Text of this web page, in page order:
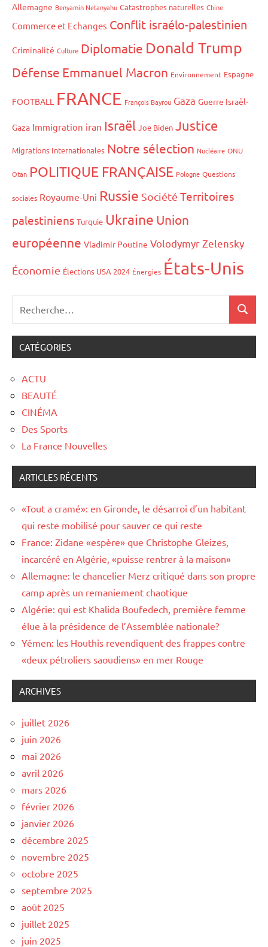
Allemagne Benyamin Netanyahu Catastrophes naturelles Chine
Commerce et Echanges Conflit israélo-palestinien
Criminalité Culture Diplomatie Donald Trump
Défense Emmanuel Macron Environnement Espagne
FOOTBALL FRANCE François Bayrou Gaza Guerre Israël-
Gaza Immigration iran Israël Joe Biden Justice
Migrations Internationales Notre sélection Nucléaire ONU
Otan POLITIQUE FRANÇAISE Pologne Questions
sociales Royaume-Uni Russie Société Territoires
palestiniens Turquie Ukraine Union
européenne Vladimir Poutine Volodymyr Zelensky
Économie Élections USA 2024 Énergies États-Unis
CATÉGORIES
ACTU
BEAUTÉ
CINÉMA
Des Sports
La France Nouvelles
ARTICLES RÉCENTS
«Tout a cramé»: en Gironde, le désarroi d’un habitant
qui reste mobilisé pour sauver ce qui reste
France: Zidane «espère» que Christophe Gleizes,
incarcéré en Algérie, «puisse rentrer à la maison»
Allemagne: le chancelier Merz critiqué dans son propre
camp après un remaniement chaotique
Algérie: qui est Khalida Boufedech, première femme
élue à la présidence de l’Assemblée nationale?
Yémen: les Houthis revendiquent des frappes contre
«deux pétroliers saoudiens» en mer Rouge
ARCHIVES
juillet 2026
juin 2026
mai 2026
avril 2026
mars 2026
février 2026
janvier 2026
décembre 2025
novembre 2025
octobre 2025
septembre 2025
août 2025
juillet 2025
juin 2025